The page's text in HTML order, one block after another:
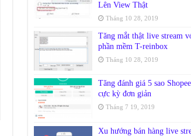
Lên View Thật
Tháng 10 28, 2019
Tăng mắt thật live stream
phần mềm T-reinbox
Tháng 10 28, 2019
Tăng đánh giá 5 sao Shopee
cực kỳ đơn giản
Tháng 7 19, 2019
Xu hướng bán hàng live